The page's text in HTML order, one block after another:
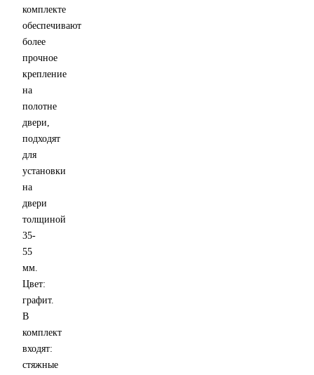
комплекте
обеспечивают
более
прочное
крепление
на
полотне
двери,
подходят
для
установки
на
двери
толщиной
35-
55
мм.
Цвет:
графит.
В
комплект
входят:
стяжные